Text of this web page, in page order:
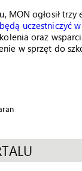
MON ogłosił
uczestniczyć
oraz
w sprzęt do